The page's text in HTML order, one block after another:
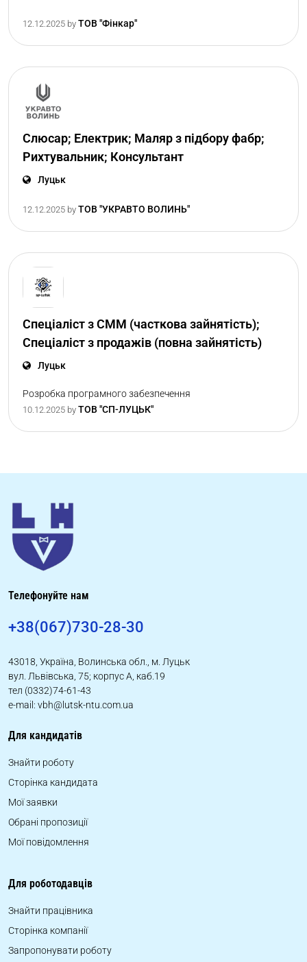
12.12.2025 by ТОВ "Фінкар"
Слюсар; Електрик; Маляр з підбору фабр;
Рихтувальник; Консультант
Луцьк
12.12.2025 by ТОВ "УКРАВТО ВОЛИНЬ"
Спеціаліст з СММ (часткова зайнятість);
Спеціаліст з продажів (повна зайнятість)
Луцьк
Розробка програмного забезпечення
10.12.2025 by ТОВ "СП-ЛУЦЬК"
Телефонуйте нам
+38(067)730-28-30
43018, Україна, Волинська обл., м. Луцьк
вул. Львівська, 75; корпус А, каб.19
тел (0332)74-61-43
e-mail: vbh@lutsk-ntu.com.ua
Для кандидатів
Знайти роботу
Сторінка кандидата
Мої заявки
Обрані пропозиції
Мої повідомлення
Для роботодавців
Знайти працівника
Сторінка компанії
Запропонувати роботу